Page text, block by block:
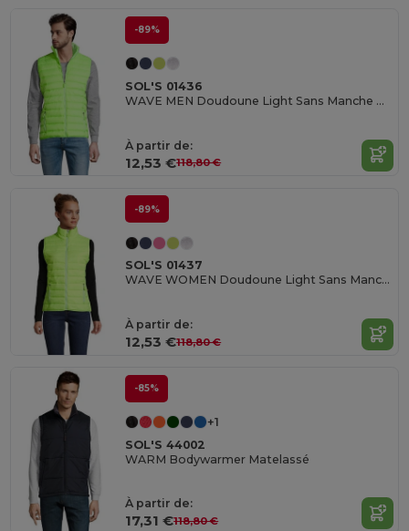
-89%
SOL'S 01436
WAVE MEN Doudoune Light Sans Manche Homme
À partir de:
12,53 €118,80 €
-89%
SOL'S 01437
WAVE WOMEN Doudoune Light Sans Manche Femme
À partir de:
12,53 €118,80 €
-85%
+1
SOL'S 44002
WARM Bodywarmer Matelassé
À partir de:
17,31 €118,80 €